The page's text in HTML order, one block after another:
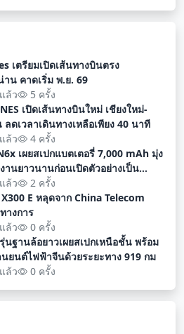
เตรียมเปิดเส้นทางบินตรง
าน คาดเริ่ม พ.ย. 69
ล้ว
5 ครั้ง
เปิดเส้นทางบินใหม่ เชียงใหม่-
ดเวลาเดินทางเหลือเพียง 40 นาที
ล้ว
4 ครั้ง
เผยสเปกแบตเตอรี่ 7,000 mAh มุ่ง
านยาวนานก่อนเปิดตัวอย่างเป็น
ล้ว
2 ครั้ง
E หลุดจาก China Telecom
างการ
ล้ว
0 ครั้ง
นฐานล้อยาวเผยสเปกเหนือชั้น พร้อม
ยนต์ไฟฟ้าจีนด้วยระยะทาง 919 กม
ล้ว
0 ครั้ง